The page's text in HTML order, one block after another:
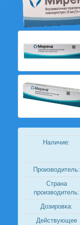
Наличие:
Производитель:
Страна
производитель:
Дозировка:
Действующее